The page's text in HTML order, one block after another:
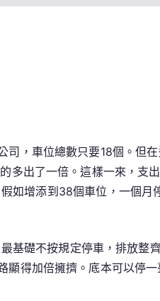
司，車位總數只要18個。但
出了一倍。這樣一來，支
如增添到38個車位，一個月
最基礎不按規定停車，排放整
得加倍擁擠。底本可以停